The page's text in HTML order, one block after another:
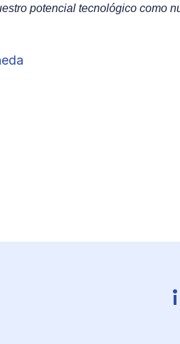
potencial tecnológico como